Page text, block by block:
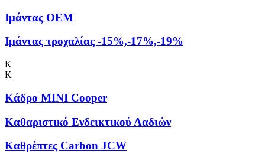
Ιμάντας OEM
Ιμάντας τροχαλίας -15%,-17%,-19%
Κ
Κ
Κάδρο MINI Cooper
Καθαριστικό Ενδεικτικού Λαδιών
Καθρέπτες Carbon JCW